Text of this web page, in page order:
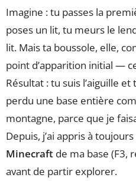
Imagine : tu passes la
poses un lit, tu meurs le
lit. Mais ta boussole, elle,
point d’apparition initial —
Résultat : tu suis l’aiguille et
perdu une base entière
montagne, parce que je
Depuis, j’ai appris à
Minecraft de ma base (F3,
avant de partir explorer.